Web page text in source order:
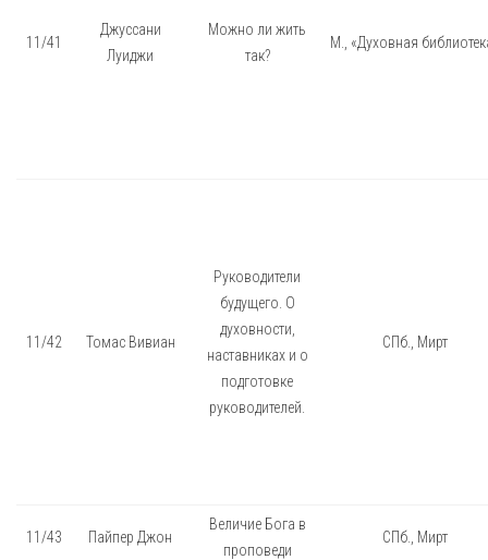
11/41
Джуссани
Луиджи
Можно ли жить
так?
М., «Духовная
11/42 Томас Вивиан
Руководители
будущего. О
духовности,
наставниках и о
подготовке
руководителей.
СПб., Мирт
11/43 Пайпер Джон
Величие Бога в
проповеди
СПб., Мирт